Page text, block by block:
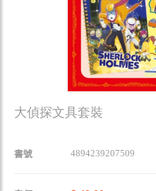
大偵探文具套裝
書號 4894239207509